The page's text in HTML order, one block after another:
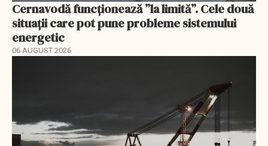
Cernavodă funcționează ”la limită”. Cele două
situații care pot pune probleme sistemului
energetic
06 AUGUST 2026